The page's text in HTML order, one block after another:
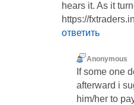
hears it. As it
https://
ответить
Anonymous
If some one
afterward i
him/her to